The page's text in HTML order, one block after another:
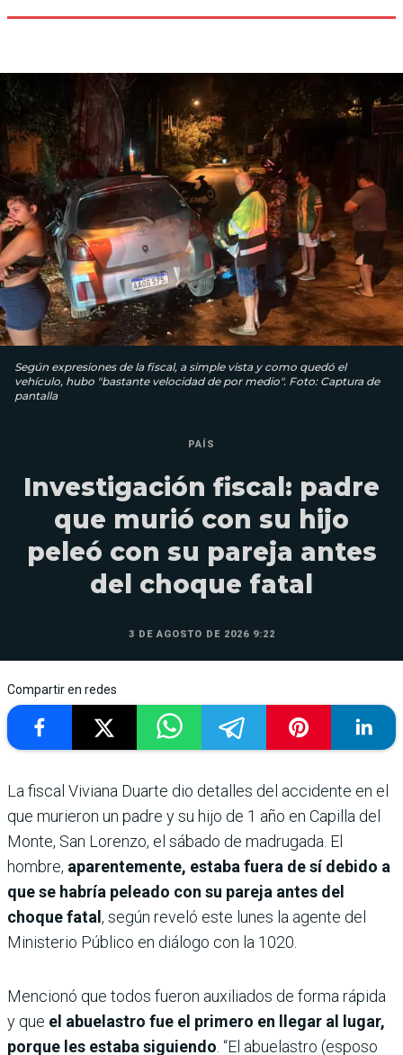
Según expresiones de la fiscal, a simple vista y como quedó el
vehículo, hubo "bastante velocidad de por medio". Foto: Captura de
pantalla
PAÍS
Investigación fiscal: padre
que murió con su hijo
peleó con su pareja antes
del choque fatal
3 DE AGOSTO DE 2026 9:22
Compartir en redes
La fiscal Viviana Duarte dio detalles del accidente en el
que murieron un padre y su hijo de 1 año en Capilla del
Monte, San Lorenzo, el sábado de madrugada. El
hombre, aparentemente, estaba fuera de sí debido a
que se habría peleado con su pareja antes del
choque fatal , según reveló este lunes la agente del
Ministerio Público en diálogo con la 1020.
Mencionó que todos fueron auxiliados de forma rápida
y que el abuelastro fue el primero en llegar al lugar,
porque les estaba siguiendo . “El abuelastro (esposo